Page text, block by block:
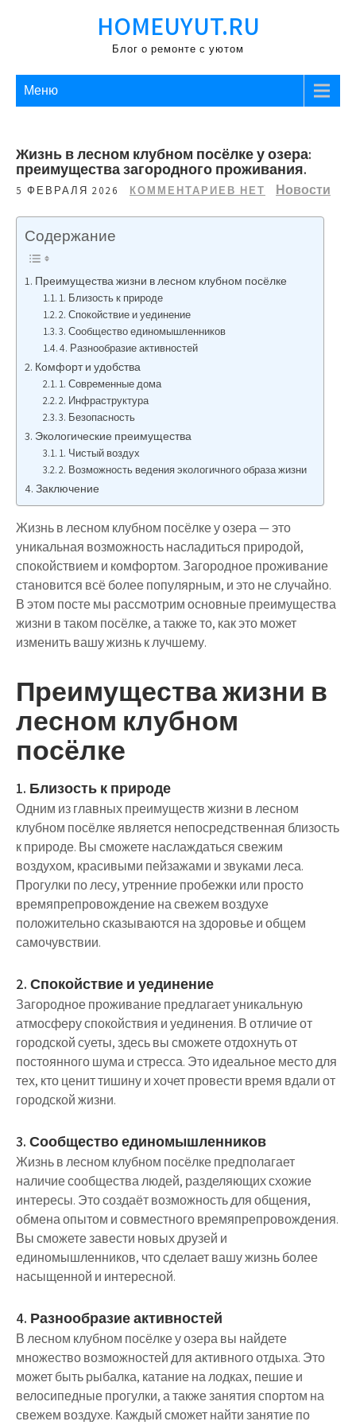
HOMEUYUT.RU
Блог о ремонте с уютом
Меню
Жизнь в лесном клубном посёлке у озера:
преимущества загородного проживания.
5 ФЕВРАЛЯ 2026 КОММЕНТАРИЕВ НЕТ Новости
Содержание
Преимущества жизни в лесном клубном посёлке
1. Близость к природе
2. Спокойствие и уединение
3. Сообщество единомышленников
4. Разнообразие активностей
Комфорт и удобства
1. Современные дома
2. Инфраструктура
3. Безопасность
Экологические преимущества
1. Чистый воздух
2. Возможность ведения экологичного образа жизни
Заключение
Жизнь в лесном клубном посёлке у озера — это
уникальная возможность насладиться природой,
спокойствием и комфортом. Загородное проживание
становится всё более популярным, и это не случайно.
В этом посте мы рассмотрим основные преимущества
жизни в таком посёлке, а также то, как это может
изменить вашу жизнь к лучшему.
Преимущества жизни в
лесном клубном
посёлке
1. Близость к природе
Одним из главных преимуществ жизни в лесном
клубном посёлке является непосредственная близость
к природе. Вы сможете наслаждаться свежим
воздухом, красивыми пейзажами и звуками леса.
Прогулки по лесу, утренние пробежки или просто
времяпрепровождение на свежем воздухе
положительно сказываются на здоровье и общем
самочувствии.
2. Спокойствие и уединение
Загородное проживание предлагает уникальную
атмосферу спокойствия и уединения. В отличие от
городской суеты, здесь вы сможете отдохнуть от
постоянного шума и стресса. Это идеальное место для
тех, кто ценит тишину и хочет провести время вдали от
городской жизни.
3. Сообщество единомышленников
Жизнь в лесном клубном посёлке предполагает
наличие сообщества людей, разделяющих схожие
интересы. Это создаёт возможность для общения,
обмена опытом и совместного времяпрепровождения.
Вы сможете завести новых друзей и
единомышленников, что сделает вашу жизнь более
насыщенной и интересной.
4. Разнообразие активностей
В лесном клубном посёлке у озера вы найдете
множество возможностей для активного отдыха. Это
может быть рыбалка, катание на лодках, пешие и
велосипедные прогулки, а также занятия спортом на
свежем воздухе. Каждый сможет найти занятие по